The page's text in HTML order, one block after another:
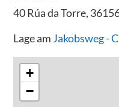
40 Rúa da Torre,
Lage am Jakobsweg -
+
−